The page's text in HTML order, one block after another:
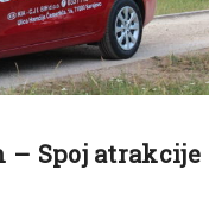
– Spoj atrakcije